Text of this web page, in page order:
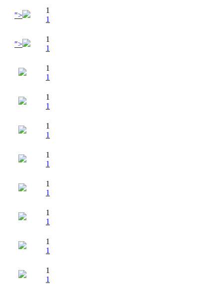
">
1
1
">
1
1
1
1
1
1
1
1
1
1
1
1
1
1
1
1
1
1